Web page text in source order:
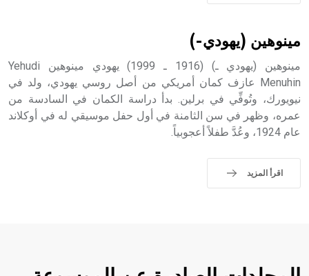
مينوهين (يهودي-)
مينوهين (يهودي ـ) (1916 ـ 1999) يهودي مينوهين Yehudi
Menuhin عازف كمان أمريكي من أصل روسي يهودي، ولد في
نيويورك، وتُوفِّي في برلين. بدأ دراسة الكمان في السادسة من
عمره، وظهر في سن الثامنة في أول حفل موسيقي له في أوكلاند
عام 1924، وعُدَّ طفلاً أعجوبياً.
اقرأ المزيد